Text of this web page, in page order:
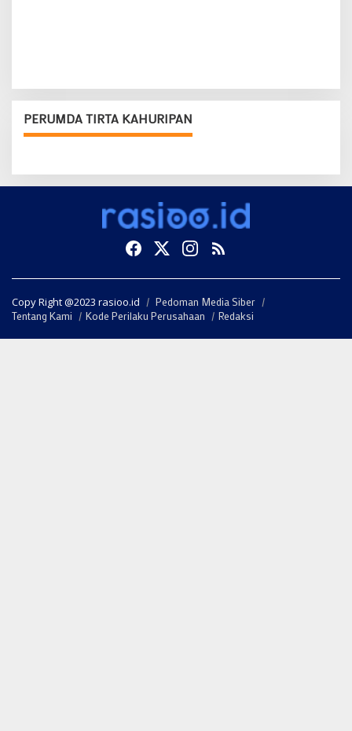
PERUMDA TIRTA KAHURIPAN
Copy Right @2023 rasioo.id
Pedoman Media Siber
Tentang Kami
Kode Perilaku Perusahaan Redaksi